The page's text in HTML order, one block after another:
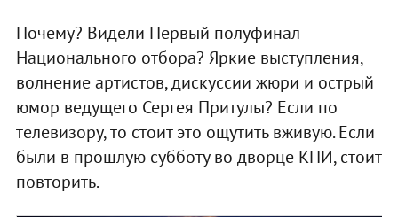
Почему? Видели Первый полуфинал
Национального отбора? Яркие выступления,
волнение артистов, дискуссии жюри и острый
юмор ведущего Сергея Притулы? Если по
телевизору, то стоит это ощутить вживую. Если
были в прошлую субботу во дворце КПИ, стоит
повторить.